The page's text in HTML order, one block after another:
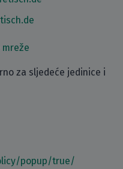
za sljedeće jedinice i
popup/true/